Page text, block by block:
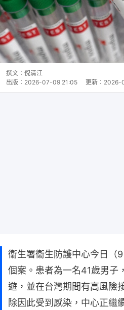
撰文： 倪清江
出版： 2026-07-09 21:05 更新： 2026-
衞生署衞生防護中心今日（
個案。患者為一名41歲男子
遊，並在台灣期間有高風險
除因此受到感染，中心正繼